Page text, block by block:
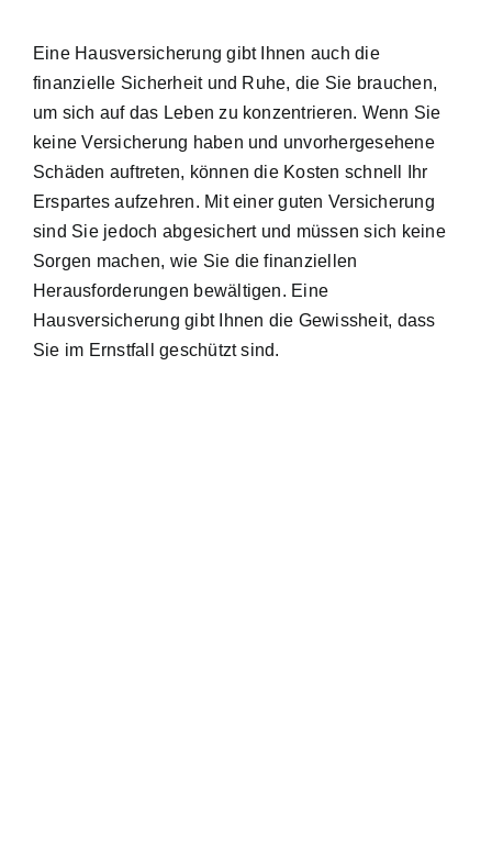
Eine Hausversicherung gibt Ihnen auch die
finanzielle Sicherheit und Ruhe, die Sie brauchen,
um sich auf das Leben zu konzentrieren. Wenn Sie
keine Versicherung haben und unvorhergesehene
Schäden auftreten, können die Kosten schnell Ihr
Erspartes aufzehren. Mit einer guten Versicherung
sind Sie jedoch abgesichert und müssen sich keine
Sorgen machen, wie Sie die finanziellen
Herausforderungen bewältigen. Eine
Hausversicherung gibt Ihnen die Gewissheit, dass
Sie im Ernstfall geschützt sind.